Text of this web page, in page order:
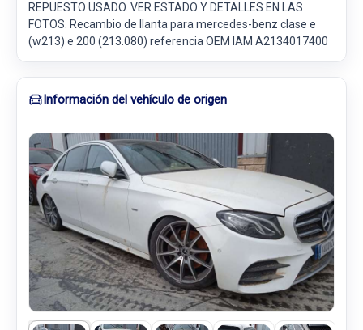
REPUESTO USADO. VER ESTADO Y DETALLES EN LAS
FOTOS. Recambio de llanta para mercedes-benz clase e
(w213) e 200 (213.080) referencia OEM IAM A2134017400
Información del vehículo de origen